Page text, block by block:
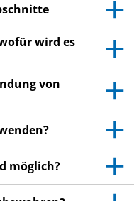
lesen.
wenden Sie sich
das medizinische
persönlich
an Dritte weiter.
auch wenn
haben wie Sie.
wenden Sie
wird es
von
möglich?